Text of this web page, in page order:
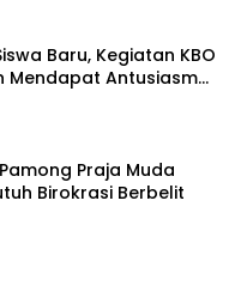
Baru, Kegiatan KBO
Mendapat Antusiasme
Tua Murid
Praja Muda
Birokrasi Berbelit